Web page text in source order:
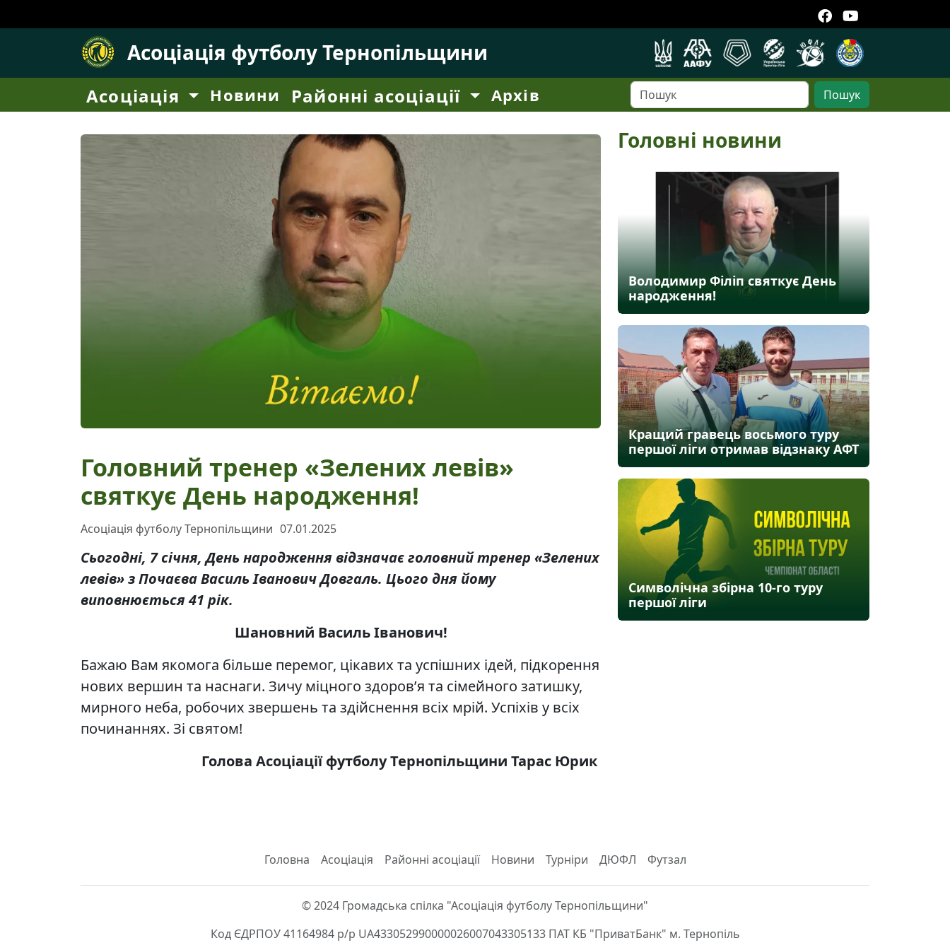
Асоціація футболу Тернопільщини
Асоціація Новини Районні асоціації Архів Пошук
Головний тренер «Зелених левів»
святкує День народження!
Асоціація футболу Тернопільщини 07.01.2025
Сьогодні, 7 січня, День народження відзначає головний тренер «Зелених
левів» з Почаєва Василь Іванович Довгаль. Цього дня йому
виповнюється 41 рік.
Шановний Василь Іванович!
Бажаю Вам якомога більше перемог, цікавих та успішних ідей, підкорення
нових вершин та наснаги. Зичу міцного здоров’я та сімейного затишку,
мирного неба, робочих звершень та здійснення всіх мрій. Успіхів у всіх
починаннях. Зі святом!
Голова Асоціації футболу Тернопільщини Тарас Юрик
Головні новини
Володимир Філіп святкує День
народження!
Кращий гравець восьмого туру
першої ліги отримав відзнаку АФТ
Символічна збірна 10-го туру
першої ліги
Головна Асоціація Районні асоціації Новини Турніри ДЮФЛ Футзал
© 2024 Громадська спілка "Асоціація футболу Тернопільщини"
Код ЄДРПОУ 41164984 р/р UA433052990000026007043305133 ПАТ КБ "ПриватБанк" м. Тернопіль